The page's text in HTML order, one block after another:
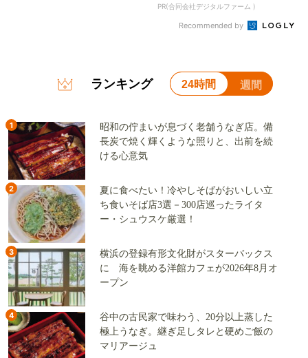
PR(合同会社デジタルファーム )
Recommended by
ランキング 24時間 週間
1
昭和の佇まいが息づく老舗うなぎ店。備
長炭で焼く輝くような照りと、出前を続
ける心意気
2
夏に食べたい！冷やしそばがおいしい立
ち食いそば店3選－300店巡ったライタ
ー・シュウスケ厳選！
3
横浜の登録有形文化財がスターバックス
に 海を眺める洋館カフェが2026年8月オ
ープン
4
谷中の古民家で味わう、20分以上蒸した
極上うなぎ。継ぎ足しタレと硬めご飯の
マリアージュ